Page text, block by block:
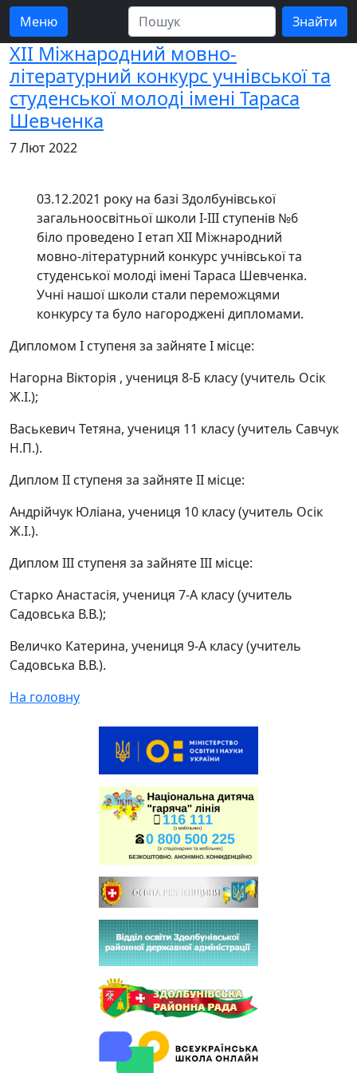
Меню
XII Міжнародний мовно-
літературний конкурс учнівської та
студенської молоді імені Тараса
Шевченка
7 Лют 2022
03.12.2021 року на базі Здолбунівської
загальноосвітньої школи І-ІІІ ступенів №6
біло проведено І етап XII Міжнародний
мовно-літературний конкурс учнівської та
студенської молоді імені Тараса Шевченка.
Учні нашої школи стали переможцями
конкурсу та було нагороджені дипломами.
Дипломом І ступеня за зайняте І місце:
Нагорна Вікторія , учениця 8-Б класу (учитель Осік
Ж.І.);
Васькевич Тетяна, учениця 11 класу (учитель Савчук
Н.П.).
Диплом ІІ ступеня за зайняте ІІ місце:
Андрійчук Юліана, учениця 10 класу (учитель Осік
Ж.І.).
Диплом ІІІ ступеня за зайняте ІІІ місце:
Старко Анастасія, учениця 7-А класу (учитель
Садовська В.В.);
Величко Катерина, учениця 9-А класу (учитель
Садовська В.В.).
На головну